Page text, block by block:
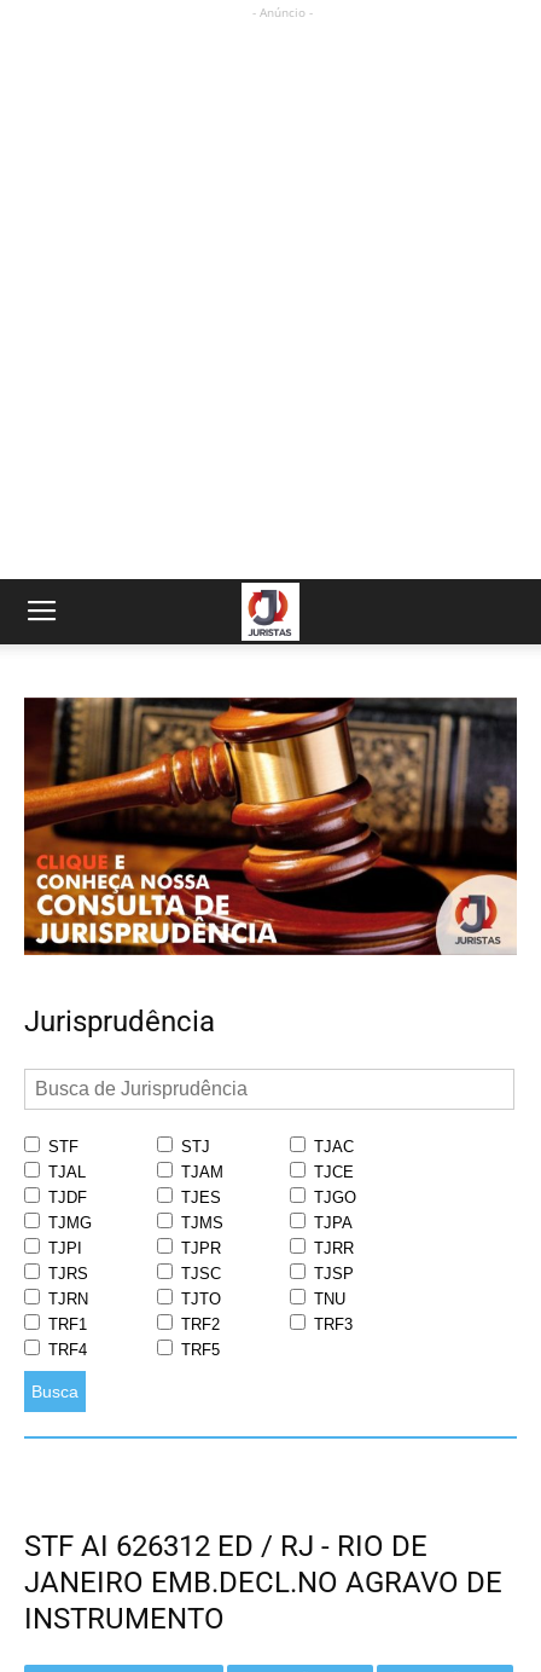
- Anúncio -
Jurisprudência
STF STJ
TJAC
TJAL
TJAM
TJCE
TJDF
TJES
TJGO
TJMG
TJMS
TJPA
TJPI
TJPR
TJRR
TJRS
TJSC
TJSP
TJRN
TJTO
TNU
TRF1
TRF2
TRF3
TRF4
TRF5
Busca
STF AI 626312 ED / RJ - RIO DE
JANEIRO EMB.DECL.NO AGRAVO DE
INSTRUMENTO